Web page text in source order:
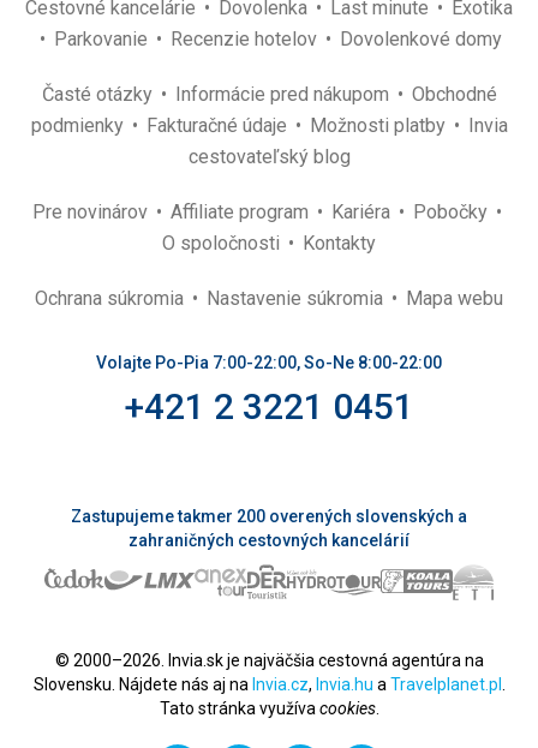
Cestovné kancelárie Dovolenka Last minute
Exotika
Parkovanie
Recenzie hotelov Dovolenkové domy
Časté otázky Informácie pred nákupom
Obchodné
podmienky
Fakturačné údaje Možnosti platby
Invia
cestovateľský blog
Pre novinárov Affiliate program Kariéra
Pobočky
O spoločnosti
Kontakty
Ochrana súkromia Nastavenie súkromia Mapa webu
Volajte Po-Pia 7:00-22:00, So-Ne 8:00-22:00
+421 2 3221 0451
Zastupujeme takmer 200 overených slovenských a
zahraničných cestovných kancelárií
© 2000–2026. Invia.sk je najväčšia cestovná agentúra na
Slovensku. Nájdete nás aj na Invia.cz, Invia.hu a Travelplanet.pl
Tato stránka využíva cookies.